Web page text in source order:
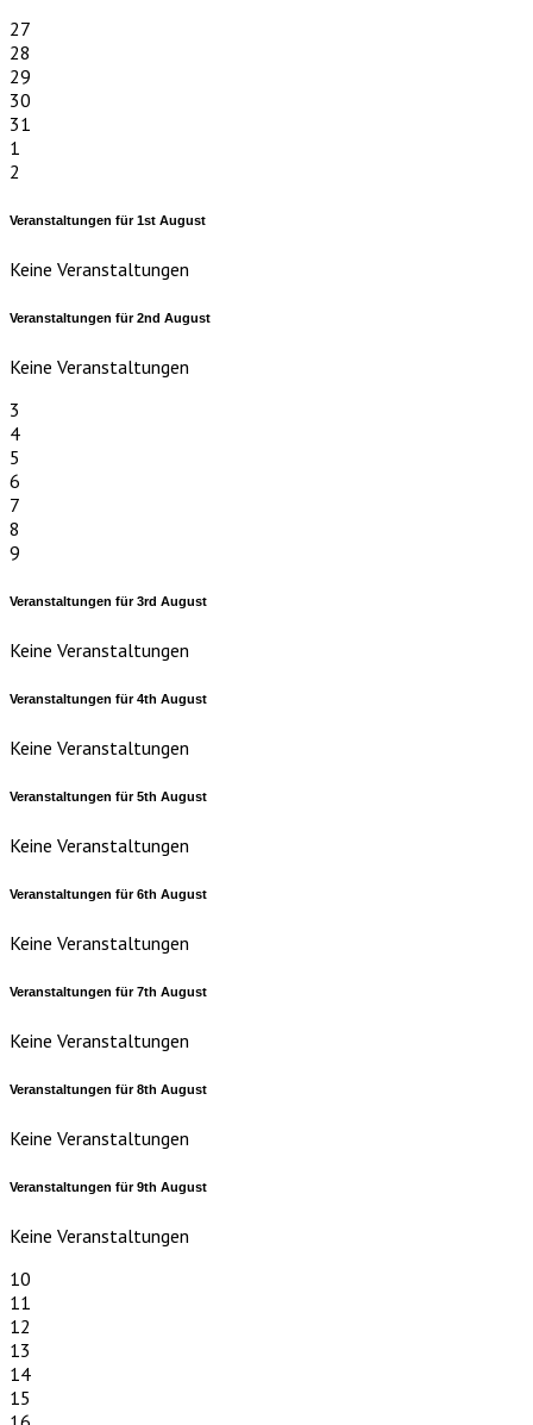
27
28
29
30
31
1
2
Veranstaltungen für1st August
Keine Veranstaltungen
Veranstaltungen für2nd August
Keine Veranstaltungen
3
4
5
6
7
8
9
Veranstaltungen für3rd August
Keine Veranstaltungen
Veranstaltungen für4th August
Keine Veranstaltungen
Veranstaltungen für5th August
Keine Veranstaltungen
Veranstaltungen für6th August
Keine Veranstaltungen
Veranstaltungen für7th August
Keine Veranstaltungen
Veranstaltungen für8th August
Keine Veranstaltungen
Veranstaltungen für9th August
Keine Veranstaltungen
10
11
12
13
14
15